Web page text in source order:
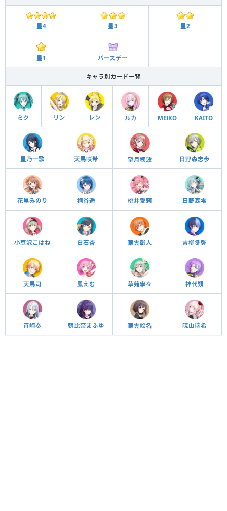
星4 星3 星2
星1 バースデー
-
キャラ別カード一覧
ミク リン レン ルカ MEIKO KAITO
星乃一歌 天馬咲希 望月穂波 日野森志歩
花里みのり 桐谷遥 桃井愛莉 日野森雫
小豆沢こはね 白石杏 東雲彰人 青柳冬弥
天馬司 鳳えむ 草薙寧々 神代類
宵崎奏 朝比奈まふゆ 東雲絵名 暁山瑞希